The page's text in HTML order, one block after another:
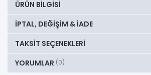
ÜRÜN BILGISI
İPTAL, DEĞIŞIM & İADE
TAKSIT SEÇENEKLERI
YORUMLAR (0)